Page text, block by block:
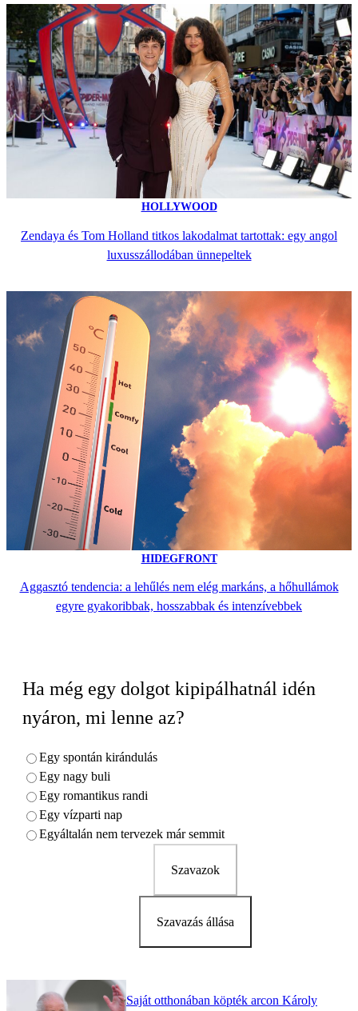
HOLLYWOOD
Zendaya és Tom Holland titkos lakodalmat tartottak: egy angol
luxusszállodában ünnepeltek
HIDEGFRONT
Aggasztó tendencia: a lehűlés nem elég markáns, a hőhullámok
egyre gyakoribbak, hosszabbak és intenzívebbek
Ha még egy dolgot kipipálhatnál idén
nyáron, mi lenne az?
Egy spontán kirándulás
Egy nagy buli
Egy romantikus randi
Egy vízparti nap
Egyáltalán nem tervezek már semmit
Szavazok
Szavazás állása
Saját otthonában köpték arcon Károly